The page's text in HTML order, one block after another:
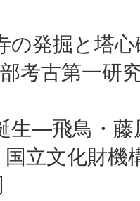
発掘と塔
考古第一研
生―飛鳥・藤
立文化財機